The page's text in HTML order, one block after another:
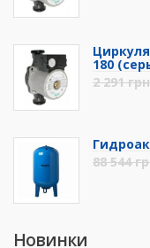
180
2 291грн
88 544
Новинки